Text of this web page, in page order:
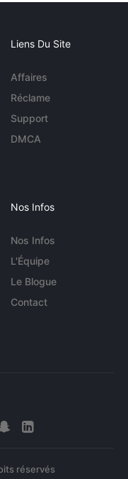
Liens Du Site
Affaires
Réclame
Support
DMCA
Nos Infos
Nos Infos
L'Équipe
Le Blogue
Contact
réservés